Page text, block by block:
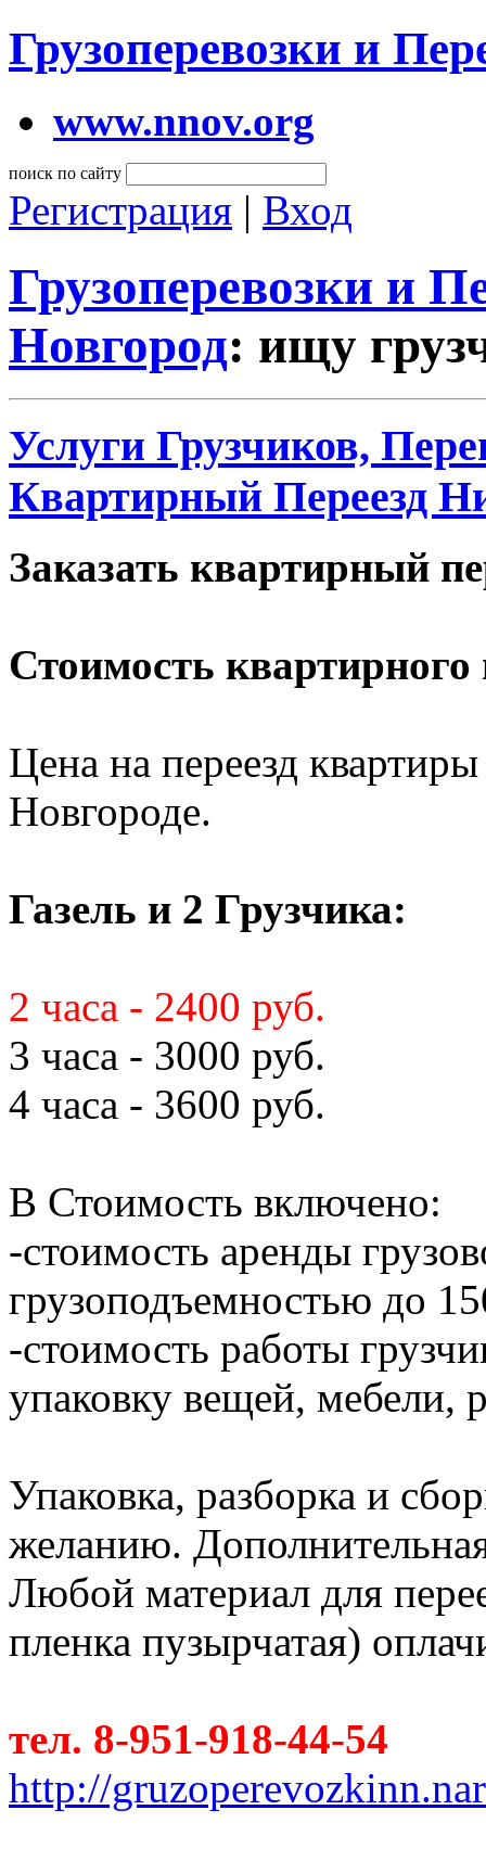
Грузоперевозки и
www.nnov.org
поиск по сайту
Регистрация | Вход
Грузоперевозки и
Новгород: ищу
Услуги Грузчиков,
Квартирный Переезд
Заказать квартирный
Стоимость квартирного
Цена на переезд
Новгороде.
Газель и 2 Грузчика:
2 часа - 2400 руб.
3 часа - 3000 руб.
4 часа - 3600 руб.
В Стоимость включено:
-стоимость аренды
грузоподъемностью до
-стоимость работы
упаковку вещей, мебели,
Упаковка, разборка и
желанию. Дополнительная
Любой материал для
пленка пузырчатая)
тел. 8-951-918-44-54
http://